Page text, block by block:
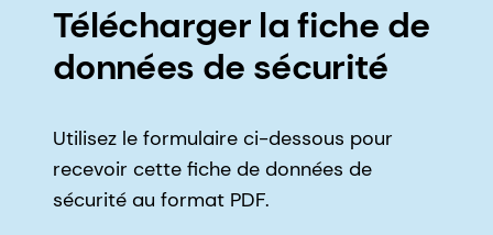
Télécharger la fiche de
données de sécurité
Utilisez le formulaire ci-dessous pour
recevoir cette fiche de données de
sécurité au format PDF.